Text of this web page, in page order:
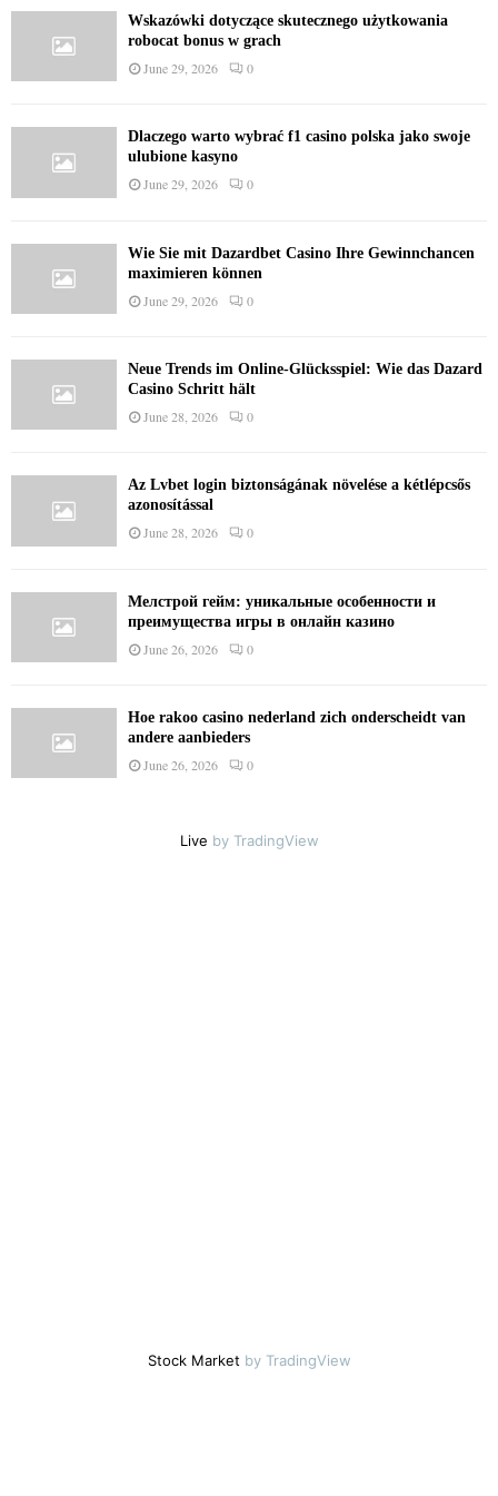
Wskazówki dotyczące skutecznego użytkowania
robocat bonus w grach
June 29, 2026 0
Dlaczego warto wybrać f1 casino polska jako swoje
ulubione kasyno
June 29, 2026 0
Wie Sie mit Dazardbet Casino Ihre Gewinnchancen
maximieren können
June 29, 2026 0
Neue Trends im Online-Glücksspiel: Wie das Dazard
Casino Schritt hält
June 28, 2026 0
Az Lvbet login biztonságának növelése a kétlépcsős
azonosítással
June 28, 2026 0
Мелстрой гейм: уникальные особенности и
преимущества игры в онлайн казино
June 26, 2026 0
Hoe rakoo casino nederland zich onderscheidt van
andere aanbieders
June 26, 2026 0
Live by TradingView
Stock Marketby TradingView